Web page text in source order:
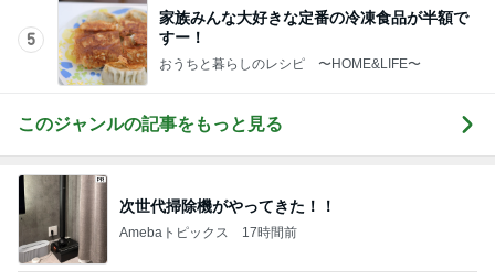
5
家族みんな大好きな定番の冷凍食品が半額で
すー！
おうちと暮らしのレシピ 〜HOME&LIFE〜
このジャンルの記事をもっと見る
次世代掃除機がやってきた！！
Amebaトピックス 17時間前